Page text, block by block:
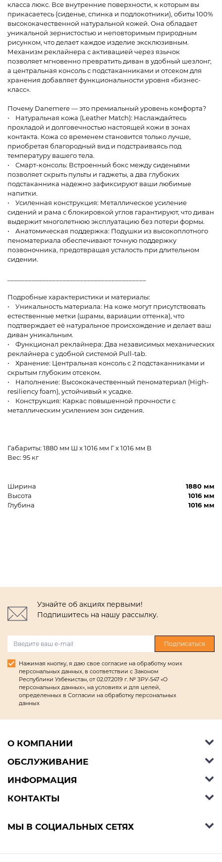
класса люкс. Все внутренние поверхности, к которым вы
прикасаетесь (сиденье, спинка и подлокотники), обиты 100%
высококачественной натуральной кожей. Она обладает
уникальной зернистостью и неповторимым природным
рисунком, что делает каждое изделие эксклюзивным.
Механизм реклайнера с активацией через язычок
позволяет мгновенно превратить диван в удобный шезлонг,
а центральная консоль с подстаканниками и отсеком для
хранения добавляет функциональности уровня «бизнес-
класс».
Почему Danemere — это премиальный уровень комфорта?
• Натуральная кожа (Leather Match): Наслаждайтесь
прохладой и долговечностью настоящей кожи в зонах
контакта. Кожа со временем становится только лучше,
приобретая благородный вид и подстраиваясь под
температуру вашего тела.
• Смарт-консоль: Встроенный бокс между сиденьями
позволяет скрыть пульты и гаджеты, а два глубоких
подстаканника надежно зафиксируют ваши любимые
напитки.
• Усиленная конструкция: Металлическое усиление
сидений и рама с блокировкой углов гарантируют, что диван
выдержит многолетнюю эксплуатацию без потери формы.
• Анатомическая поддержка: Подушки из высокоплотного
пеноматериала обеспечивают точную поддержку
позвоночника, предотвращая усталость при длительном
сидении.
Подробные характеристики и материалы:
• Уникальность материала: На коже могут присутствовать
естественные метки (шрамы, вариации оттенка), что
подтверждает её натуральное происхождение и делает ваш
диван уникальным.
• Функционал реклайнера: Два независимых механических
реклайнера с удобной системой Pull-tab.
• Хранение: Центральная консоль с 2 подстаканниками и
скрытым глубоким отсеком.
• Наполнение: Высококачественный пеноматериал (High-
resiliency foam), устойчивый к усадке.
• Конструкция: Каркас повышенной прочности с
металлическим усилением зон сидения.
Габариты: 1880 мм Ш x 1016 мм Г x 1016 мм В
Вес: 95 кг
Ширина
1880 мм
Высота
1016 мм
Глубина
1016 мм
Узнайте об акциях первыми!
Подпишитесь на нашу рассылку.
Подписаться
Нажимая кнопку, я даю свое согласие на обработку моих
персональных данных, в соответствии с Законом
Республики Узбекистан, от 02.07.2019 г. № ЗРУ-547 «О
персональных данных», на условиях и для целей,
определенных в Согласии на обработку персональных
данных
О КОМПАНИИ
Об Ashley Furniture HomeStore
Контакты
ОБСЛУЖИВАНИЕ
Справочный центр
Способы оплаты
Оплата в рассрочку
ИНФОРМАЦИЯ
Блог
Политика конфиденциальности
КОНТАКТЫ
Телефон: +998 77 494 09 99
МЫ В СОЦИАЛЬНЫХ СЕТЯХ